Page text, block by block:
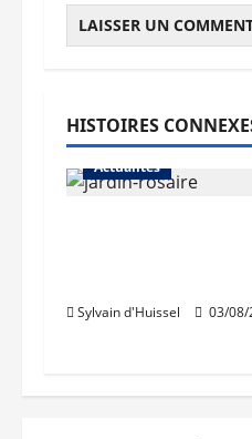
HISTOIRES
Actualités
Sylvain d'Huissel 03/08/